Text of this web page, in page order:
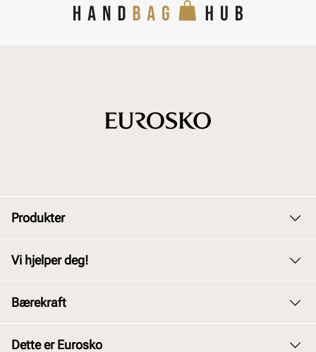
Produkter
Barn
Vi hjelper deg!
Kjøpsbetingelser
Bærekraft
Dette er Eurosko